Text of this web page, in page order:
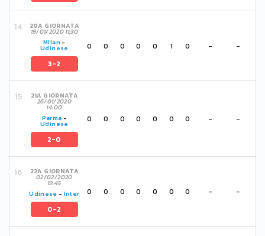
20A GIORNATA
19/01/2020 11:30
Milan-
Udinese
3-2
0 0 0 0 0 1 0 - -
21A GIORNATA
26/01/2020
14:00
Parma -
Udinese
2-0
0 0 0 0 0 0 0 - -
22A GIORNATA
02/02/2020
19:45
Udinese - Inter
0-2
0 0 0 0 0 0 0 - -